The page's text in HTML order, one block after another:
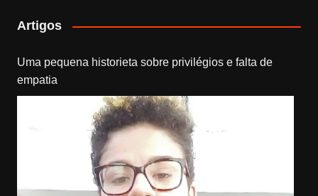
Artigos
Uma pequena historieta sobre privilégios e falta de
empatia